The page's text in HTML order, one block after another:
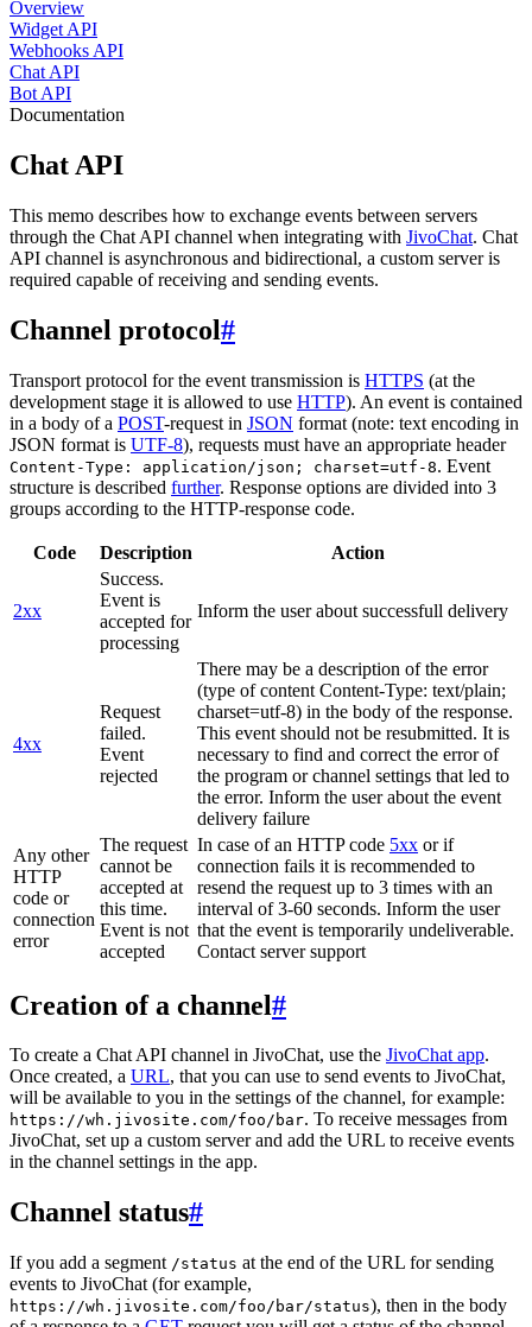
Overview
Widget API
Webhooks API
Chat API
Bot API
Documentation
Chat API
This memo describes how to exchange events between servers
through the Chat API channel when integrating with JivoChat. Chat
API channel is asynchronous and bidirectional, a custom server is
required capable of receiving and sending events.
Channel protocol#
Transport protocol for the event transmission is HTTPS (at the
development stage it is allowed to use HTTP). An event is contained
in a body of a POST-request in JSON format (note: text encoding in
JSON format is UTF-8), requests must have an appropriate header
Content-Type: application/json; charset=utf-8. Event
structure is described further. Response options are divided into 3
groups according to the HTTP-response code.
Code Description Action
2xx
Success.
Event is
accepted for
processing
Inform the user about successfull delivery
4xx
Request
failed.
Event
rejected
There may be a description of the error
(type of content Content-Type: text/plain;
charset=utf-8) in the body of the response.
This event should not be resubmitted. It is
necessary to find and correct the error of
the program or channel settings that led to
the error. Inform the user about the event
delivery failure
Any other
HTTP
code or
connection
error
The request
cannot be
accepted at
this time.
Event is not
accepted
In case of an HTTP code 5xx or if
connection fails it is recommended to
resend the request up to 3 times with an
interval of 3-60 seconds. Inform the user
that the event is temporarily undeliverable.
Contact server support
Creation of a channel#
To create a Chat API channel in JivoChat, use the JivoChat app.
Once created, a URL, that you can use to send events to JivoChat,
will be available to you in the settings of the channel, for example:
https://wh.jivosite.com/foo/bar. To receive messages from
JivoChat, set up a custom server and add the URL to receive events
in the channel settings in the app.
Channel status#
If you add a segment /status at the end of the URL for sending
events to JivoChat (for example,
https://wh.jivosite.com/foo/bar/status), then in the body